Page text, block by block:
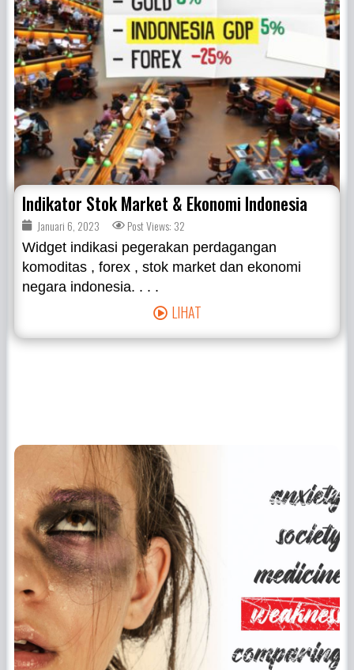
Indikator Stok Market & Ekonomi Indonesia
Januari 6, 2023 Post Views: 32
Widget indikasi pegerakan perdagangan
komoditas , forex , stok market dan ekonomi
negara indonesia. . . .
LIHAT